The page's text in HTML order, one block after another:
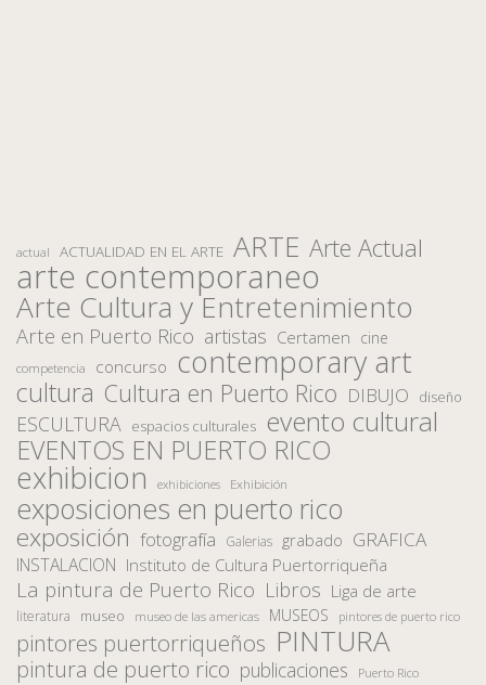
actual ACTUALIDAD EN EL ARTE ARTE Arte Actual
arte contemporaneo
Arte Cultura y Entretenimiento
Arte en Puerto Rico artistas Certamen cine
competencia concurso contemporary art
cultura Cultura en Puerto Rico DIBUJO diseño
ESCULTURA espacios culturales evento cultural
EVENTOS EN PUERTO RICO
exhibicion exhibiciones Exhibición
exposiciones en puerto rico
exposición fotografía Galerias grabado GRAFICA
INSTALACION Instituto de Cultura Puertorriqueña
La pintura de Puerto Rico Libros Liga de arte
literatura museo museo de las americas MUSEOS pintores de puerto rico
pintores puertorriqueños PINTURA
pintura de puerto rico publicaciones Puerto Rico